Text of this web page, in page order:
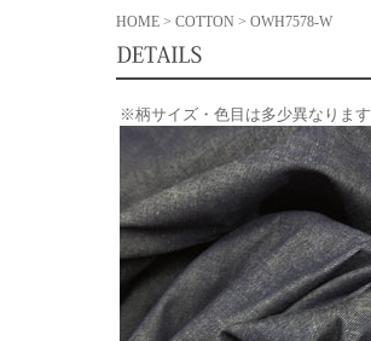
HOME > COTTON > OWH7578-W
※柄サイズ・色目は多少異なります